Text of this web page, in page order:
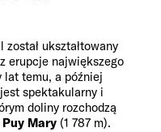
został ukształtowany
erupcje największego
temu, a później
spektakularny i
doliny rozchodzą
Puy Mary (1 787 m).